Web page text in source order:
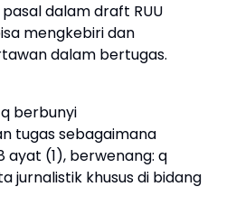
dalam draft RUU
mengkebiri dan
dalam bertugas.
berbunyi
tugas sebagaimana
ayat (1), berwenang: q
jurnalistik khusus di bidang